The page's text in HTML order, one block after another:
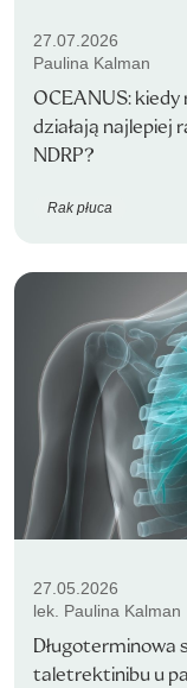
27.07.2026
Paulina Kalman
OCEANUS:
działają najlepiej
NDRP?
Rak płuca
27.05.2026
lek. Paulina Kalman
Długoterminowa
taletrektinibu u